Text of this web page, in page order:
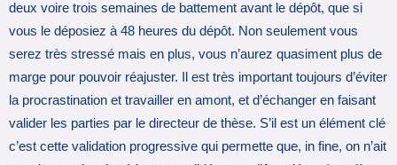
deux voire trois semaines de battement avant le dépôt, que si
vous le déposiez à 48 heures du dépôt. Non seulement vous
serez très stressé mais en plus, vous n’aurez quasiment plus de
marge pour pouvoir réajuster. Il est très important toujours d’éviter
la procrastination et travailler en amont, et d’échanger en faisant
valider les parties par le directeur de thèse. S’il est un élément clé
c’est cette validation progressive qui permette que, in fine, on n’ait